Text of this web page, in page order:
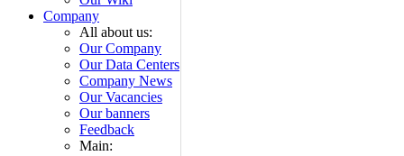
Company
All about us:
Our Company
Our Data Centers
Company News
Our Vacancies
Our banners
Feedback
Main: